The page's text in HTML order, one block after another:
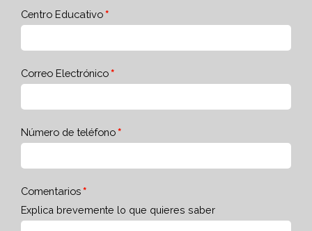
Centro Educativo
Correo Electrónico
Número de teléfono
Comentarios
Explica brevemente lo que quieres saber